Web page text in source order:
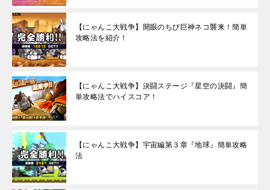
【にゃんこ大戦争】開眼のちび巨神ネコ襲来！簡単
攻略法を紹介！
【にゃんこ大戦争】決闘ステージ『星空の決闘』簡
単攻略法でハイスコア！
【にゃんこ大戦争】宇宙編第３章『地球』簡単攻略
法